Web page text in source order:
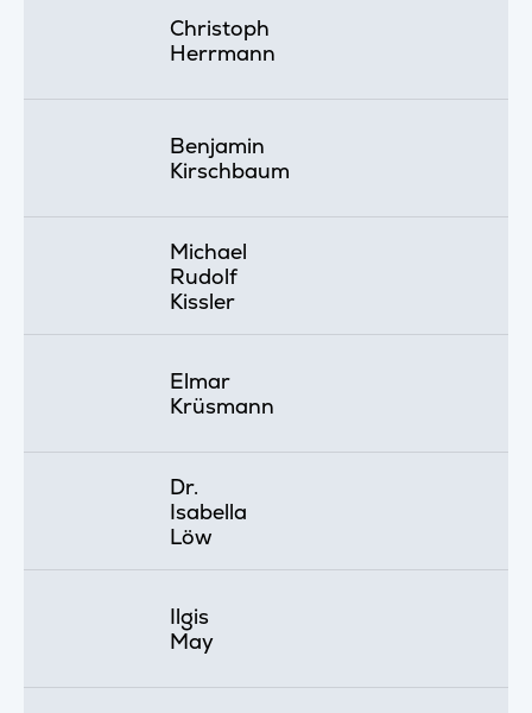
Christoph
Herrmann
Benjamin
Kirschbaum
Michael
Rudolf
Kissler
Elmar
Krüsmann
Dr.
Isabella
Löw
Ilgis
May